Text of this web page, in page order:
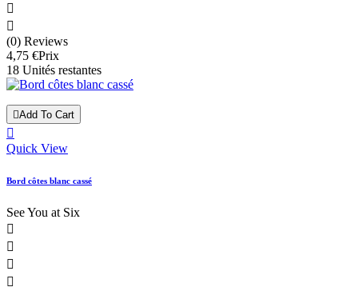


(0) Reviews
4,75 €Prix
18 Unités restantes
Add To Cart

Quick View
Bord côtes blanc cassé
See You at Six



